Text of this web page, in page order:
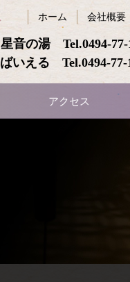
星音の湯 Tel.0494-77-
ばいえる Tel.0494-77-
ホーム 会社概要
アクセス